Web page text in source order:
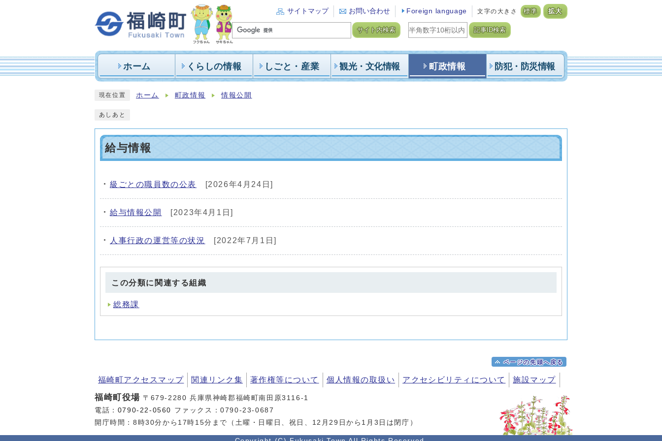
サイトマップ お問い合わせ Foreign language 文字の大きさ 標準 拡大
サイト内検索 記事ID検索
ホーム くらしの情報 しごと・産業 観光・文化情報 町政情報 防犯・防災情報
現在位置 ホーム 町政情報 情報公開
あしあと
給与情報
メインメニュー
級ごとの職員数の公表 [2026年4月24日]
給与情報公開 [2023年4月1日]
人事行政の運営等の状況 [2022年7月1日]
この分類に関連する組織
総務課
ページの先頭へ戻る
福崎町アクセスマップ 関連リンク集 著作権等について 個人情報の取扱い アクセシビリティについて 施設マップ
福崎町役場 〒679-2280 兵庫県神崎郡福崎町南田原3116-1
電話： 0790-22-0560 ファックス：0790-23-0687
開庁時間：8時30分から17時15分まで（土曜・日曜日、祝日、12月29日から1月3日は閉庁）